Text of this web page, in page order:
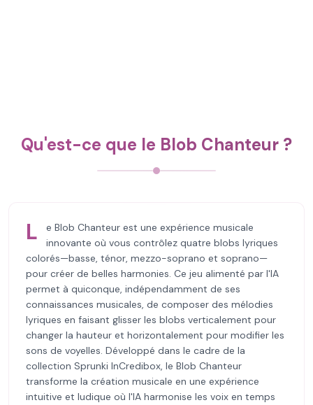
Qu'est-ce que le Blob Chanteur ?
L
e Blob Chanteur est une expérience musicale
innovante où vous contrôlez quatre blobs lyriques
colorés—basse, ténor, mezzo-soprano et soprano—
pour créer de belles harmonies. Ce jeu alimenté par l'IA
permet à quiconque, indépendamment de ses
connaissances musicales, de composer des mélodies
lyriques en faisant glisser les blobs verticalement pour
changer la hauteur et horizontalement pour modifier les
sons de voyelles. Développé dans le cadre de la
collection Sprunki InCredibox, le Blob Chanteur
transforme la création musicale en une expérience
intuitive et ludique où l'IA harmonise les voix en temps